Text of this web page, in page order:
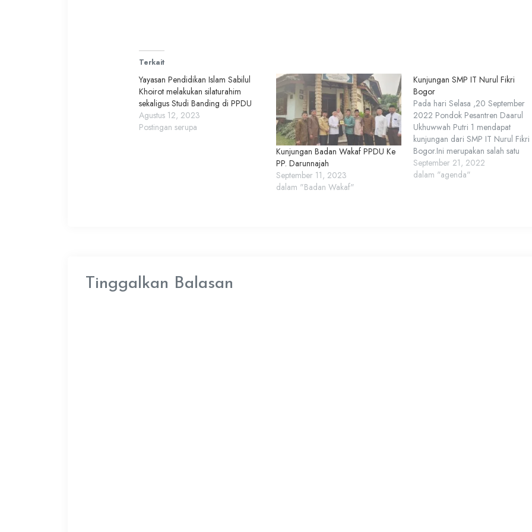
Terkait
Yayasan Pendidikan Islam Sabilul
Khoirot melakukan silaturahim
sekaligus Studi Banding di PPDU
Agustus 12, 2023
Postingan serupa
Kunjungan Badan Wakaf PPDU Ke
PP. Darunnajah
September 11, 2023
dalam "Badan Wakaf"
Kunjungan SMP IT Nurul Fikri
Bogor
Pada hari Selasa ,20 September
2022 Pondok Pesantren Daarul
Ukhuwwah Putri 1 mendapat
kunjungan dari SMP IT Nurul Fikri
Bogor.Ini merupakan salah satu
kegiatan SMPIT Nurul Fikri yang
akan dilaksanakan siswa saat
September 21, 2022
dalam "agenda"
Tinggalkan Balasan